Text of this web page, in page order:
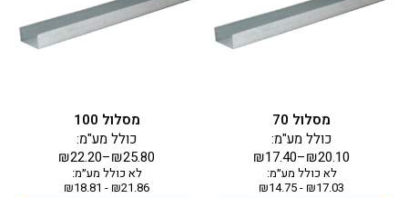
מסלול 70
₪17.40–₪20.10
כולל מע"מ:
לא כולל מע״מ:
₪17.03
-
₪14.75
סוגים.
ניתן
המוצר
מסלול 100
₪22.20–₪25.80
כולל מע"מ:
לא כולל מע״מ:
₪21.86
-
₪18.81
סוגים.
ניתן
המוצר